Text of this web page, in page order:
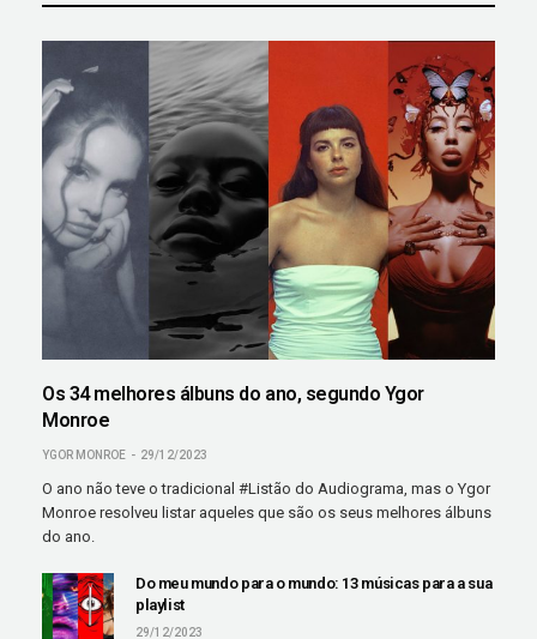
Os 34 melhores álbuns do ano, segundo Ygor
Monroe
YGOR MONROE 29/12/2023
O ano não teve o tradicional #Listão do Audiograma, mas o Ygor
Monroe resolveu listar aqueles que são os seus melhores álbuns
do ano.
Do meu mundo para o mundo: 13 músicas para a sua
playlist
29/12/2023